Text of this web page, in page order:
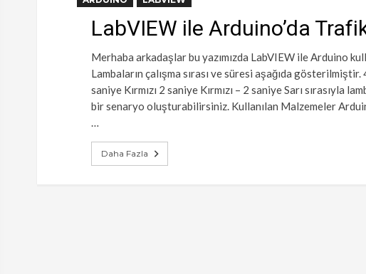
LabVIEW ile Arduino’da
Merhaba arkadaşlar bu yazımızda LabVIEW ile Arduino
Lambaların çalışma sırası ve süresi aşağıda
saniye Kırmızı 2 saniye Kırmızı – 2 saniye Sarı sırasıyla
bir senaryo oluşturabilirsiniz. Kullanılan Malzemeler
…
Daha Fazla